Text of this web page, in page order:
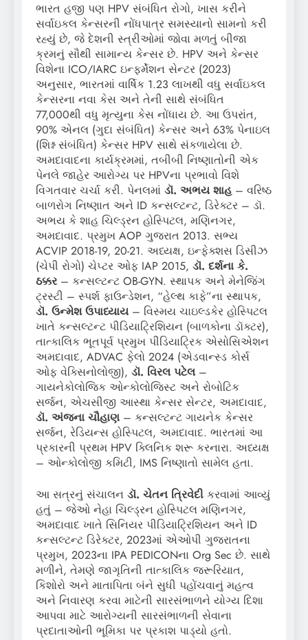
ભારત હજી પણ HPV સંબંધિત રોગો, ખાસ કરીને
સર્વાઇકલ કેન્સરની નોંધપાત્ર સમસ્યાનો સામનો કરી
રહ્યું છે, જે દેશની સ્ત્રીઓમાં જોવા મળતું બીજા
ક્રમનું સૌથી સામાન્ય કેન્સર છે. HPV અને કેન્સર
વિશેના ICO/IARC ઇન્ફર્મેશન સેન્ટર (2023)
અનુસાર, ભારતમાં વાર્ષિક 1.23 લાખથી વધુ સર્વાઇકલ
કેન્સરના નવા કેસ અને તેની સાથે સંબંધિત
77,000થી વધુ મૃત્યુના કેસ નોંધાય છે. આ ઉપરાંત,
90% એનલ (ગુદા સંબંધિત) કેન્સર અને 63% પેનાઇલ
(શિશ્ન સંબંધિત) કેન્સર HPV સાથે સંકળાયેલા છે.
અમદાવાદના કાર્યક્રમમાં, તબીબી નિષ્ણાતોની એક
પેનલે જાહેર આરોગ્ય પર HPVના પ્રભાવો વિશે
વિગતવાર ચર્ચા કરી. પેનલમાં ડૉ. અભય શાહ– વરિષ્ઠ
બાળરોગ નિષ્ણાત અને ID કન્સલ્ટન્ટ, ડિરેક્ટર – ડૉ.
અભય કે શાહ ચિલ્ડ્રન હોસ્પિટલ, મણિનગર,
અમદાવાદ. પ્રમુખ AOP ગુજરાત 2013. સભ્ય
ACVIP 2018-19, 20-21. અધ્યક્ષ, ઇન્ફેક્શસ ડિસીઝ
(ચેપી રોગો) ચેપ્ટર ઓફ IAP 2015, ડૉ. દર્શના કે.
ઠક્કર– કન્સલ્ટન્ટ OB-GYN. સ્થાપક અને મેનેજિંગ
ટ્રસ્ટી – સ્પર્શ ફાઉન્ડેશન, “હેલ્થ કાફે”ના સ્થાપક,
ડૉ. ઉન્મેશ ઉપાધ્યાય – વિસ્મય ચાઇલ્ડકેર હોસ્પિટલ
ખાતે કન્સલ્ટન્ટ પીડિયાટ્રિશિયન (બાળકોના ડૉક્ટર),
તાત્કાલિક ભૂતપૂર્વ પ્રમુખ પીડિયાટ્રિક એસોસિએશન
અમદાવાદ, ADVAC ફેલો 2024 (એડવાન્સ્ડ કોર્સ
ઓફ વેક્સિનોલોજી), ડૉ. વિરલ પટેલ –
ગાયનેકોલોજિક ઓન્કોલોજિસ્ટ અને રોબોટિક
સર્જન, એચસીજી આસ્થા કેન્સર સેન્ટર, અમદાવાદ,
ડૉ. અંજના ચૌહાણ – કન્સલ્ટન્ટ ગાયનેક કેન્સર
સર્જન, રેડિયન્સ હોસ્પિટલ, અમદાવાદ. ભારતમાં આ
પ્રકારની પ્રથમ HPV ક્લિનિક શરૂ કરનારા. અધ્યક્ષ
– ઓન્કોલોજી કમિટી, IMS નિષ્ણાતો સામેલ હતા.
આ સત્રનું સંચાલન ડૉ. ચેતન ત્રિવેદી કરવામાં આવ્યું
હતું – જેઓ નેહા ચિલ્ડ્રન હોસ્પિટલ મણિનગર,
અમદાવાદ ખાતે સિનિયર પીડિયાટ્રિશિયન અને ID
કન્સલ્ટન્ટ ડિરેક્ટર, 2023માં એઓપી ગુજરાતના
પ્રમુખ, 2023ના IPA PEDICONના Org Sec છે. સાથે
મળીને, તેમણે જાગૃતિની તાત્કાલિક જરૂરિયાત,
કિશોરો અને માતાપિતા બંને સુધી પહોંચવાનું મહત્વ
અને નિવારણ કરવા માટેની સારસંભાળને યોગ્ય દિશા
આપવા માટે આરોગ્યની સારસંભાળની સેવાના
પ્રદાતાઓની ભૂમિકા પર પ્રકાશ પાડ્યો હતો.